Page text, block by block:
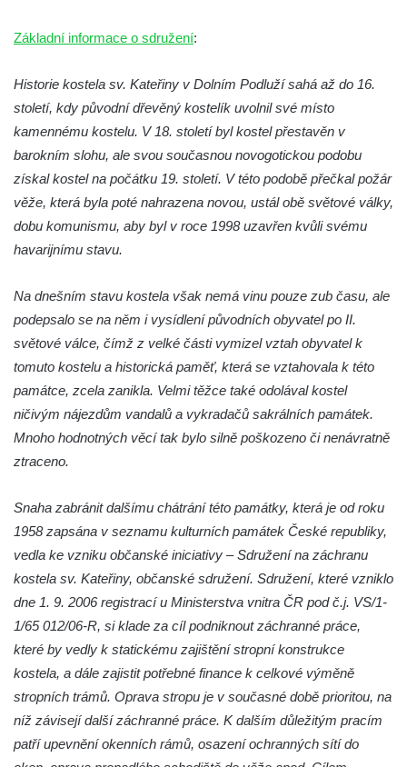
části Kozel
(Staršího) u Lahovic
Kostel svatého Jakuba Většího (Staršího) u
Lahovic
Kostel svatých Petra a Pavla v Želkovicích
Kostel Narození Panny Marie v Benešově
Hrobová kaple Mattauschů na hřbitově v
Benešově nad Ploučnicí
Kostel svaté Anny v Tisé
Hrobka rodiny Rohn na hřbitově v
Šumburku nad Desnou – Tanvaldu
Riedlova hrobka v Desné
Kaple svaté Alžběty Durynské v Dolních
Křečanech
Márnice nového hřbitova ve Starých
Křečanech
Kostel Nalezení svatého Kříže v Dubé
Kostel Nanebevzetí Panny Marie v
Úněticích
Kostel svatého Klementa v Levém Hradci
Základní informace o sdružení:
Historie kostela sv. Kateřiny v Dolním Podluží sahá až do 16.
století, kdy původní dřevěný kostelík uvolnil své místo
kamennému kostelu. V 18. století byl kostel přestavěn v
barokním slohu, ale svou současnou novogotickou podobu
získal kostel na počátku 19. století. V této podobě přečkal požár
věže, která byla poté nahrazena novou, ustál obě světové války,
dobu komunismu, aby byl v roce 1998 uzavřen kvůli svému
havarijnímu stavu.
Na dnešním stavu kostela však nemá vinu pouze zub času, ale
podepsalo se na něm i vysídlení původních obyvatel po II.
světové válce, čímž z velké části vymizel vztah obyvatel k
tomuto kostelu a historická paměť, která se vztahovala k této
památce, zcela zanikla. Velmi těžce také odolával kostel
ničivým nájezdům vandalů a vykradačů sakrálních památek.
Mnoho hodnotných věcí tak bylo silně poškozeno či nenávratně
ztraceno.
Snaha zabránit dalšímu chátrání této památky, která je od roku
1958 zapsána v seznamu kulturních památek České republiky,
vedla ke vzniku občanské iniciativy – Sdružení na záchranu
kostela sv. Kateřiny, občanské sdružení. Sdružení, které vzniklo
dne 1. 9. 2006 registrací u Ministerstva vnitra ČR pod č.j. VS/1-
1/65 012/06-R, si klade za cíl podniknout záchranné práce,
které by vedly k statickému zajištění stropní konstrukce
kostela, a dále zajistit potřebné finance k celkové výměně
stropních trámů. Oprava stropu je v současné době prioritou, na
níž závisejí další záchranné práce. K dalším důležitým pracím
patří upevnění okenních rámů, osazení ochranných sítí do